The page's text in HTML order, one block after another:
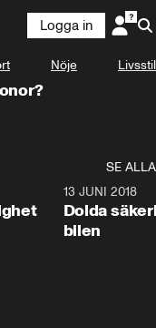
Logga in
Nöje Livsstil
SE ALLA
13 JUNI 2018
Dolda
bilen